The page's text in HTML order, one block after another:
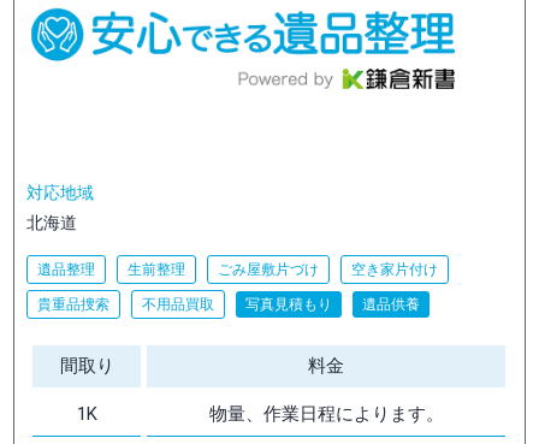
対応地域
北海道
遺品整理 生前整理 ごみ屋敷片づけ 空き家片付け
貴重品捜索 不用品買取 写真見積もり 遺品供養
間取り 料金
1K 物量、作業日程によります。